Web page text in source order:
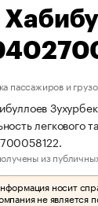
пассажиров и
из
носит
не является